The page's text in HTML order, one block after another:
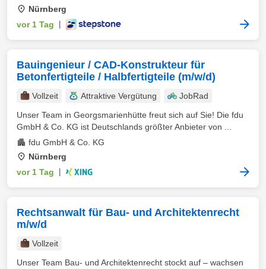
Nürnberg
vor 1 Tag
Bauingenieur / CAD-Konstrukteur für
Betonfertigteile / Halbfertigteile (m/w/d)
Vollzeit Attraktive Vergütung
JobRad
Unser Team in Georgsmarienhütte freut sich auf Sie! Die fdu
GmbH & Co. KG ist Deutschlands größter Anbieter von ...
fdu GmbH & Co. KG
Nürnberg
vor 1 Tag
Rechtsanwalt für Bau- und Architektenrecht
m/w/d
Vollzeit
Unser Team Bau- und Architektenrecht stockt auf – wachsen